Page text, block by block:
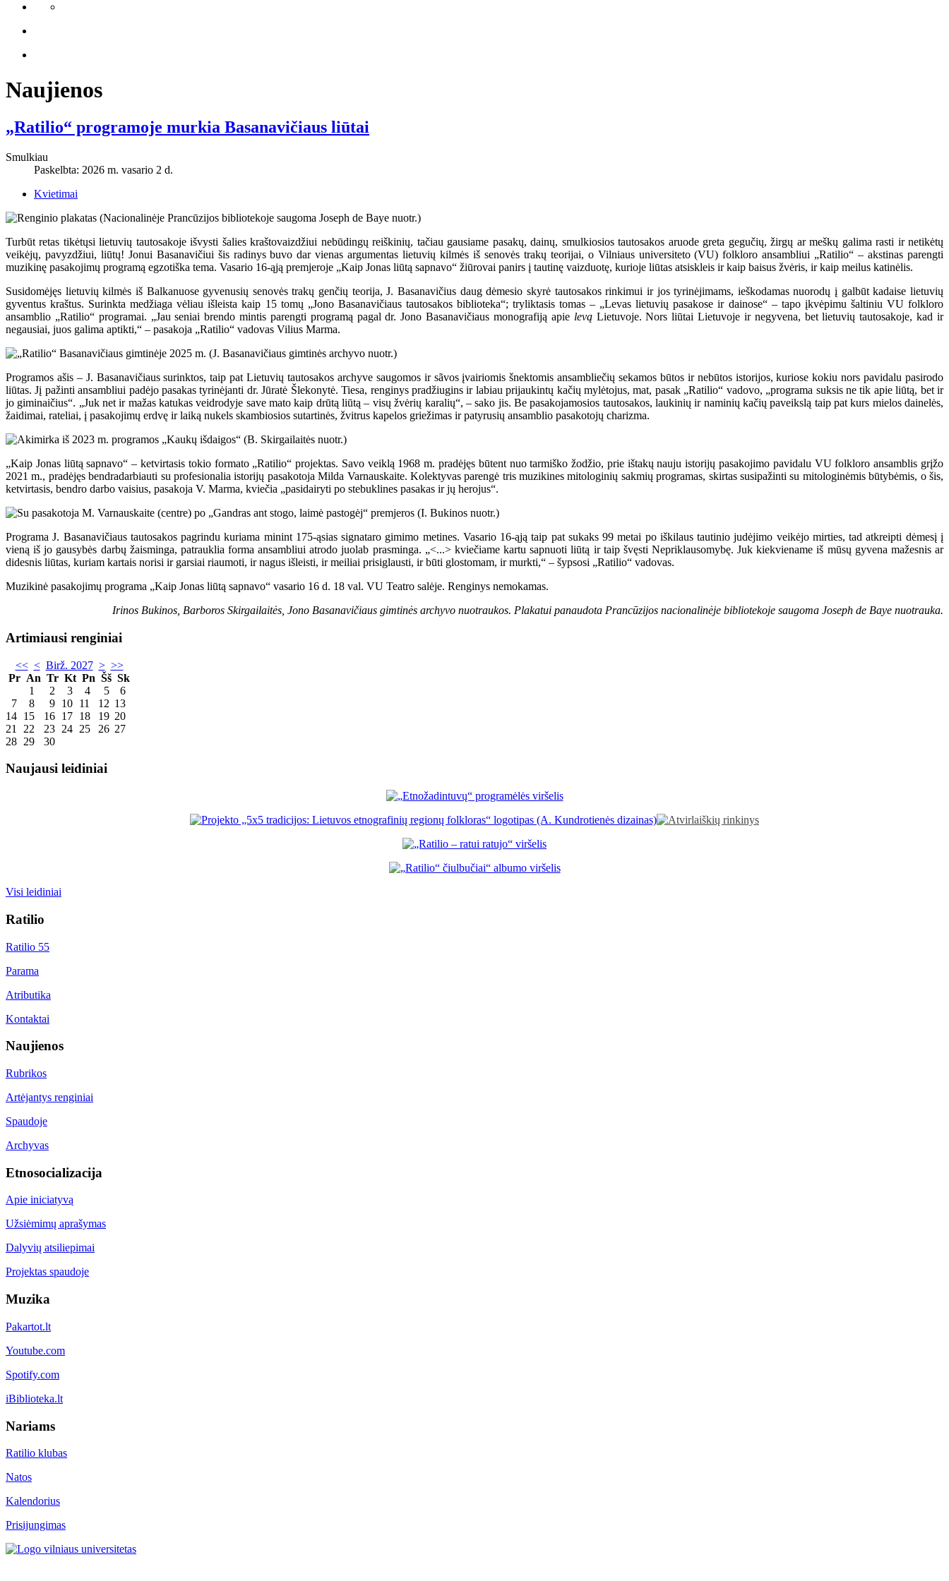
Naujienos
„Ratilio“ programoje murkia Basanavičiaus liūtai
Smulkiau
Paskelbta: 2026 m. vasario 2 d.
Kvietimai
Turbūt retas tikėtųsi lietuvių tautosakoje išvysti šalies kraštovaizdžiui nebūdingų reiškinių, tačiau gausiame pasakų, dainų, smulkiosios tautosakos aruode greta gegučių, žirgų ar meškų galima rasti ir netikėtų
veikėjų, pavyzdžiui, liūtų! Jonui Basanavičiui šis radinys buvo dar vienas argumentas lietuvių kilmės iš senovės trakų teorijai, o Vilniaus universiteto (VU) folkloro ansambliui „Ratilio“ – akstinas parengti
muzikinę pasakojimų programą egzotiška tema. Vasario 16-ąją premjeroje „Kaip Jonas liūtą sapnavo“ žiūrovai panirs į tautinę vaizduotę, kurioje liūtas atsiskleis ir kaip baisus žvėris, ir kaip meilus katinėlis.
Susidomėjęs lietuvių kilmės iš Balkanuose gyvenusių senovės trakų genčių teorija, J. Basanavičius daug dėmesio skyrė tautosakos rinkimui ir jos tyrinėjimams, ieškodamas nuorodų į galbūt kadaise lietuvių
gyventus kraštus. Surinkta medžiaga vėliau išleista kaip 15 tomų „Jono Basanavičiaus tautosakos biblioteka“; tryliktasis tomas – „Levas lietuvių pasakose ir dainose“ – tapo įkvėpimu šaltiniu VU folkloro
ansamblio „Ratilio“ programai. „Jau seniai brendo mintis parengti programą pagal dr. Jono Basanavičiaus monografiją apie levą Lietuvoje. Nors liūtai Lietuvoje ir negyvena, bet lietuvių tautosakoje, kad ir
negausiai, juos galima aptikti,“ – pasakoja „Ratilio“ vadovas Vilius Marma.
Programos ašis – J. Basanavičiaus surinktos, taip pat Lietuvių tautosakos archyve saugomos ir sãvos įvairiomis šnektomis ansambliečių sekamos būtos ir nebūtos istorijos, kuriose kokiu nors pavidalu pasirodo
liūtas. Jį pažinti ansambliui padėjo pasakas tyrinėjanti dr. Jūratė Šlekonytė. Tiesa, renginys pradžiugins ir labiau prijaukintų kačių mylėtojus, mat, pasak „Ratilio“ vadovo, „programa suksis ne tik apie liūtą, bet ir
jo giminaičius“. „Juk net ir mažas katukas veidrodyje save mato kaip drūtą liūtą – visų žvėrių karalių“, – sako jis. Be pasakojamosios tautosakos, laukinių ir naminių kačių paveikslą taip pat kurs mielos dainelės,
žaidimai, rateliai, į pasakojimų erdvę ir laiką nukels skambiosios sutartinės, žvitrus kapelos griežimas ir patyrusių ansamblio pasakotojų charizma.
„Kaip Jonas liūtą sapnavo“ – ketvirtasis tokio formato „Ratilio“ projektas. Savo veiklą 1968 m. pradėjęs būtent nuo tarmiško žodžio, prie ištakų nauju istorijų pasakojimo pavidalu VU folkloro ansamblis grįžo
2021 m., pradėjęs bendradarbiauti su profesionalia istorijų pasakotoja Milda Varnauskaite. Kolektyvas parengė tris muzikines mitologinių sakmių programas, skirtas susipažinti su mitologinėmis būtybėmis, o šis,
ketvirtasis, bendro darbo vaisius, pasakoja V. Marma, kviečia „pasidairyti po stebuklines pasakas ir jų herojus“.
Programa J. Basanavičiaus tautosakos pagrindu kuriama minint 175-ąsias signataro gimimo metines. Vasario 16-ąją taip pat sukaks 99 metai po iškilaus tautinio judėjimo veikėjo mirties, tad atkreipti dėmesį į
vieną iš jo gausybės darbų žaisminga, patrauklia forma ansambliui atrodo juolab prasminga. „<...> kviečiame kartu sapnuoti liūtą ir taip švęsti Nepriklausomybę. Juk kiekviename iš mūsų gyvena mažesnis ar
didesnis liūtas, kuriam kartais norisi ir garsiai riaumoti, ir nagus išleisti, ir meiliai prisiglausti, ir būti glostomam, ir murkti,“ – šypsosi „Ratilio“ vadovas.
Muzikinė pasakojimų programa „Kaip Jonas liūtą sapnavo“ vasario 16 d. 18 val. VU Teatro salėje. Renginys nemokamas.
Irinos Bukinos, Barboros Skirgailaitės, Jono Basanavičiaus gimtinės archyvo nuotraukos. Plakatui panaudota Prancūzijos nacionalinėje bibliotekoje saugoma Joseph de Baye nuotrauka.
Artimiausi renginiai
<< < Birž. 2027 > >>
Pr An Tr Kt Pn Šš Sk
1
2 3 4 5
6
7
8 9 10 11 12 13
14 15 16 17 18 19 20
21
22 23 24 25 26 27
28 29 30
Naujausi leidiniai
Visi leidiniai
Ratilio
Ratilio 55
Parama
Atributika
Kontaktai
Naujienos
Rubrikos
Artėjantys renginiai
Spaudoje
Archyvas
Etnosocializacija
Apie iniciatyvą
Užsiėmimų aprašymas
Dalyvių atsiliepimai
Projektas spaudoje
Muzika
Pakartot.lt
Youtube.com
Spotify.com
iBiblioteka.lt
Nariams
Ratilio klubas
Natos
Kalendorius
Prisijungimas